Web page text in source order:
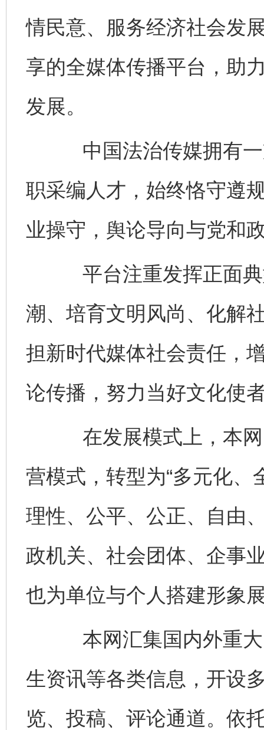
情民意、服务经济社会发
享的全媒体传播平台，助
发展。
中国法治传媒拥有一
职采编人才，始终恪守遵
业操守，舆论导向与党和
平台注重发挥正面典
潮、培育文明风尚、化解
担新时代媒体社会责任，
论传播，努力当好文化使
在发展模式上，本网
营模式，转型为“多元化、
理性、公平、公正、自由
政机关、社会团体、企事
也为单位与个人搭建形象
本网汇集国内外重大
生资讯等各类信息，开设
览、投稿、评论通道。依